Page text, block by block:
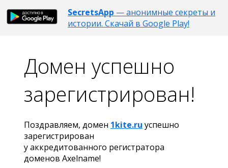
SecretsApp — анонимные секреты и
истории. Скачай в Google Play!
Домен успешно
зарегистрирован!
Поздравляем, домен 1kite.ru успешно
зарегистрирован
у аккредитованного регистратора
доменов Axelname!